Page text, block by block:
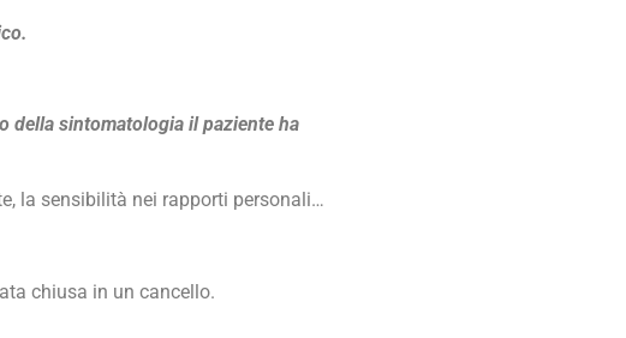
della sintomatologia il paziente ha
la sensibilità nei rapporti personali…
chiusa in un cancello.